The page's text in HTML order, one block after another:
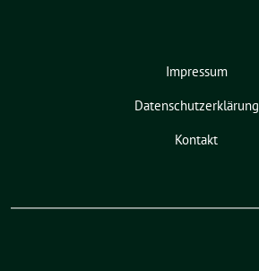
Impressum
Datenschutzerklärung
Kontakt